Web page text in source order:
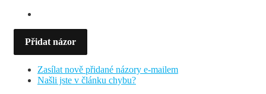
Přidat názor
Zasílat nově přidané názory e-mailem
Našli jste v článku chybu?